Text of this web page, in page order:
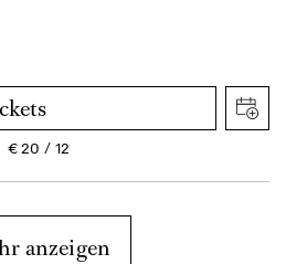
€20 12
anzeigen